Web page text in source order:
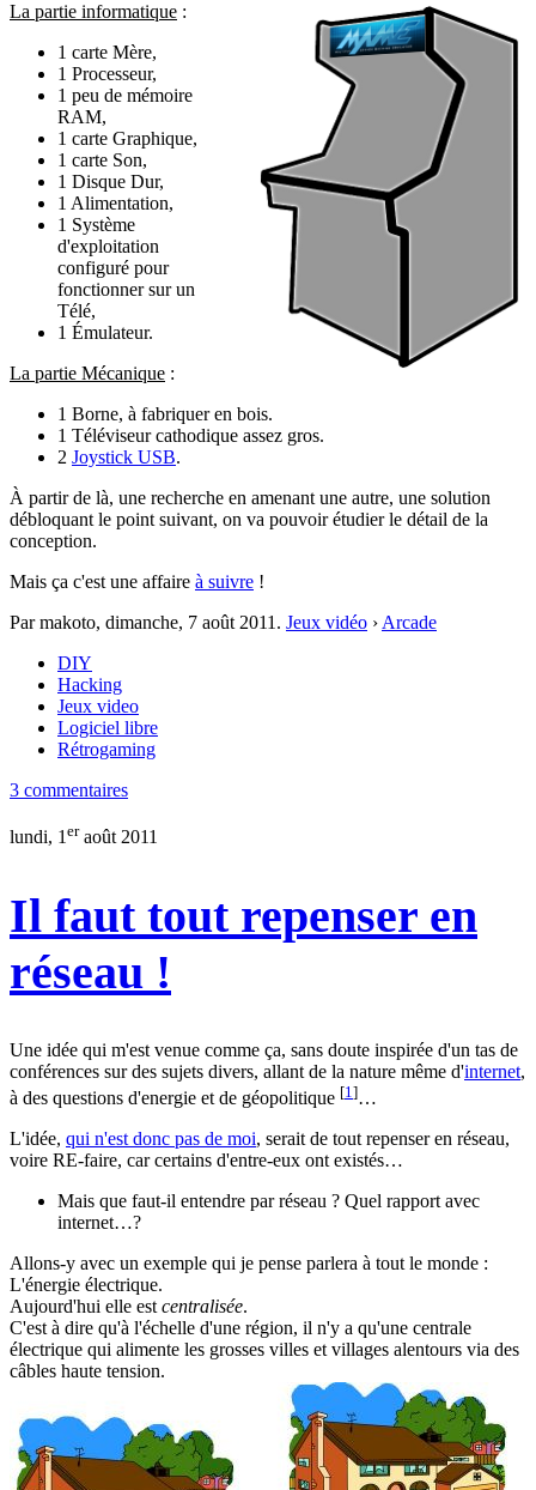
La partie informatique :
1 carte Mère,
1 Processeur,
1 peu de mémoire
RAM,
1 carte Graphique,
1 carte Son,
1 Disque Dur,
1 Alimentation,
1 Système
d'exploitation
configuré pour
fonctionner sur un
Télé,
1 Émulateur.
La partie Mécanique :
1 Borne, à fabriquer en bois.
1 Téléviseur cathodique assez gros.
2 Joystick USB.
À partir de là, une recherche en amenant une autre, une solution
débloquant le point suivant, on va pouvoir étudier le détail de la
conception.
Mais ça c'est une affaire à suivre !
Par makoto, dimanche, 7 août 2011. Jeux vidéo ›Arcade
DIY
Hacking
Jeux video
Logiciel libre
Rétrogaming
3 commentaires
lundi, 1 eraoût 2011
Il faut tout repenser en
réseau !
Une idée qui m'est venue comme ça, sans doute inspirée d'un tas de
conférences sur des sujets divers, allant de la nature même d'internet,
à des questions d'energie et de géopolitique [1]…
L'idée, qui n'est donc pas de moi, serait de tout repenser en réseau,
voire RE-faire, car certains d'entre-eux ont existés…
Mais que faut-il entendre par réseau ? Quel rapport avec
internet…?
Allons-y avec un exemple qui je pense parlera à tout le monde :
L'énergie électrique.
Aujourd'hui elle estcentralisée.
C'est à dire qu'à l'échelle d'une région, il n'y a qu'une centrale
électrique qui alimente les grosses villes et villages alentours via des
câbles haute tension.